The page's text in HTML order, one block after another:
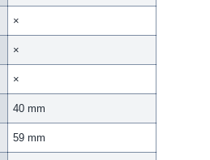
×
×
×
40 mm
59 mm